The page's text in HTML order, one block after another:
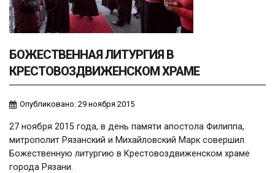
БОЖЕСТВЕННАЯ ЛИТУРГИЯ В
КРЕСТОВОЗДВИЖЕНСКОМ ХРАМЕ
Опубликовано: 29 ноября 2015
27 ноября 2015 года, в день памяти апостола Филиппа,
митрополит Рязанский и Михайловский Марк совершил
Божественную литургию в Крестовоздвиженском храме
города Рязани.